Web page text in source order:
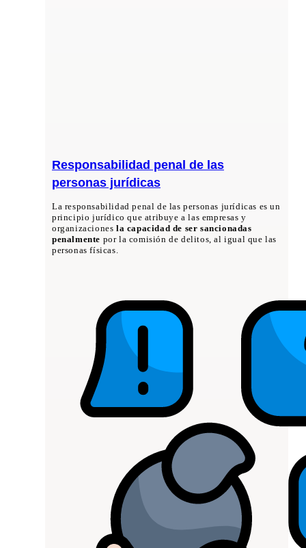
Responsabilidad penal de las
personas jurídicas
La responsabilidad penal de las personas jurídicas es un
principio jurídico que atribuye a las empresas y
organizaciones la capacidad de ser sancionadas
penalmente por la comisión de delitos, al igual que las
personas físicas.